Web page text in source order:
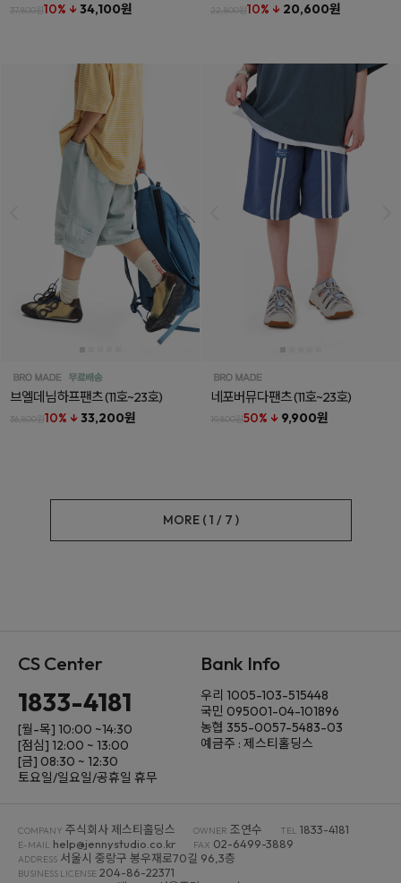
37,800원10% ↓ 34,100원 22,800원10% ↓ 20,600원
브엘데님하프팬츠(11호~23호)
36,800원10% ↓ 33,200원
네포버뮤다팬츠(11호~23호)
19,800원50% ↓ 9,900원
MORE ( 1 / 7 )
CS Center
1833-4181
[월-목] 10:00 ~14:30
[점심] 12:00 ~ 13:00
[금] 08:30 ~ 12:30
토요일/일요일/공휴일 휴무
Bank Info
우리 1005-103-515448
국민 095001-04-101896
농협 355-0057-5483-03
예금주 : 제스티홀딩스
COMPANY 주식회사 제스티홀딩스 OWNER 조연수 TEL 1833-4181
E-MAIL help@jennystudio.co.kr FAX 02-6499-3889
ADDRESS 서울시 중랑구 봉우재로70길 96,3층
BUSINESS LICENSE 204-86-22371